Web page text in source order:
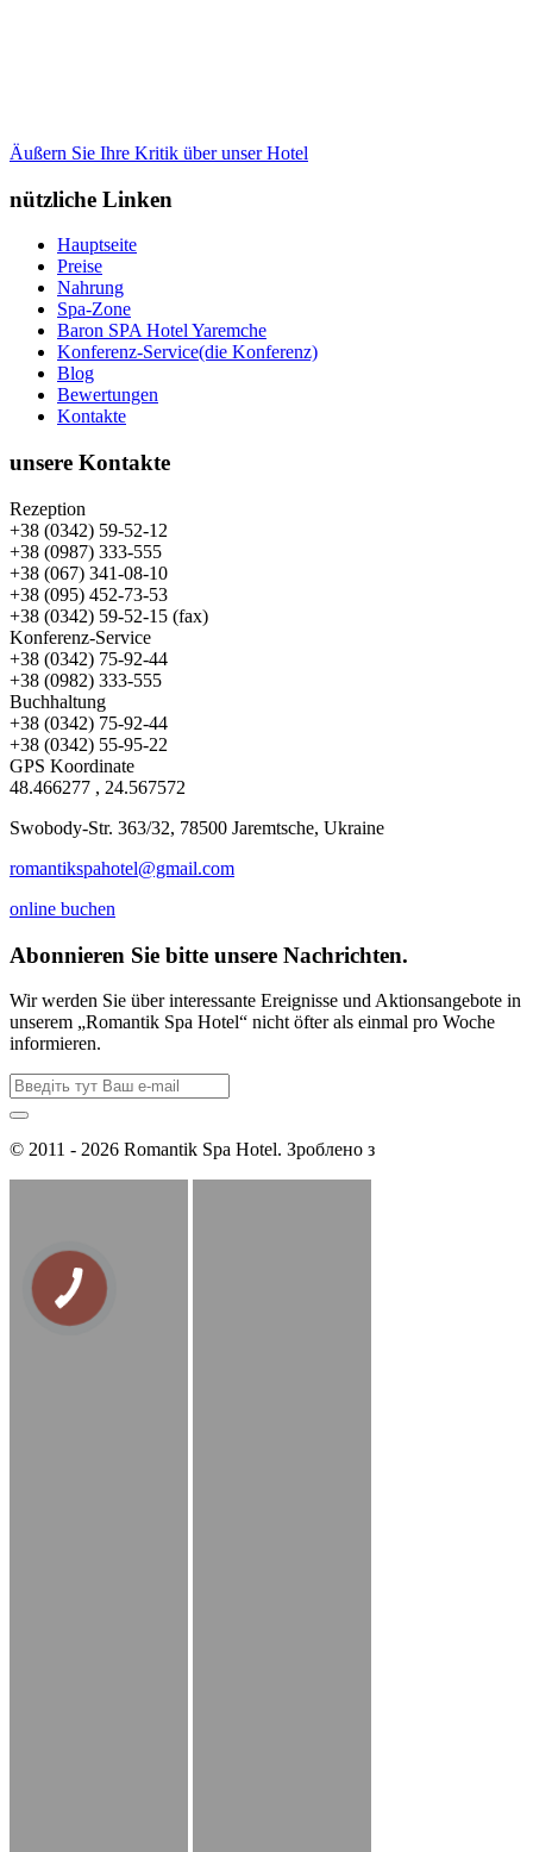
Äußern Sie Ihre Kritik über unser Hotel
nützliche Linken
Hauptseite
Preise
Nahrung
Spa-Zone
Baron SPA Hotel Yaremche
Konferenz-Service(die Konferenz)
Blog
Bewertungen
Kontakte
unsere Kontakte
Rezeption
+38 (0342) 59-52-12
+38 (0987) 333-555
+38 (067) 341-08-10
+38 (095) 452-73-53
+38 (0342) 59-52-15 (fax)
Konferenz-Service
+38 (0342) 75-92-44
+38 (0982) 333-555
Buchhaltung
+38 (0342) 75-92-44
+38 (0342) 55-95-22
GPS Koordinate
48.466277 , 24.567572
Swobody-Str. 363/32, 78500 Jaremtsche, Ukraine
romantikspahotel@gmail.com
online buchen
Abonnieren Sie bitte unsere Nachrichten.
Wir werden Sie über interessante Ereignisse und Aktionsangebote in
unserem „Romantik Spa Hotel“ nicht öfter als einmal pro Woche
informieren.
© 2011 - 2026 Romantik Spa Hotel. Зроблено з